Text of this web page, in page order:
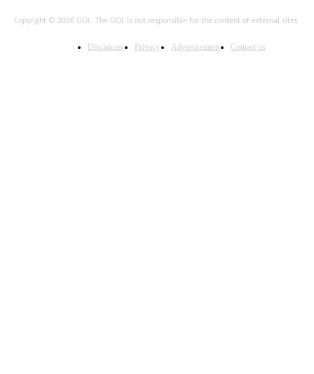
Copyright © 2026 GOL. The GOL is not responsible for the content of external sites.
Disclaimer Privacy Advertisement Contact us